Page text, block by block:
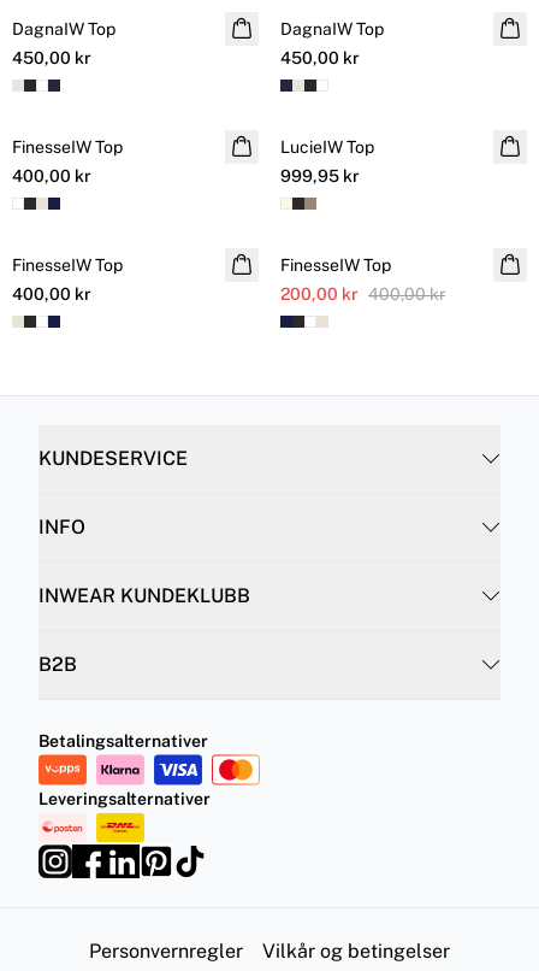
DagnaIW Top
450,00 kr
DagnaIW Top
450,00 kr
FinesseIW Top
400,00 kr
100% silke
LucieIW Top
999,95 kr
FinesseIW Top
400,00 kr
SALE
FinesseIW Top
200,00 kr 400,00 kr
KUNDESERVICE
INFO
INWEAR KUNDEKLUBB
B2B
Betalingsalternativer
Leveringsalternativer
Personvernregler Vilkår og betingelser